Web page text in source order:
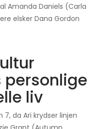
Amanda Daniels (Carla
elsker Dana Gordon
liv
da Ari krydser linjen